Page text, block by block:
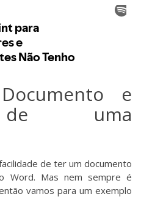
e
de uma
de ter um documento
Word. Mas nem sempre é
vamos para um exemplo